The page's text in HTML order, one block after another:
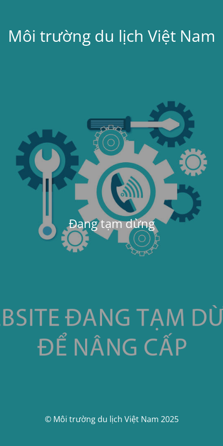
Môi trường du lịch Việt Nam
Đang tạm dừng
© Môi trường du lịch Việt Nam 2025